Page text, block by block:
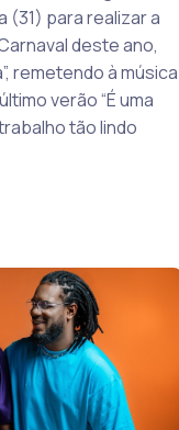
(31) para realizar a
deste ano,
remetendo à música
verão “É uma
tão lindo